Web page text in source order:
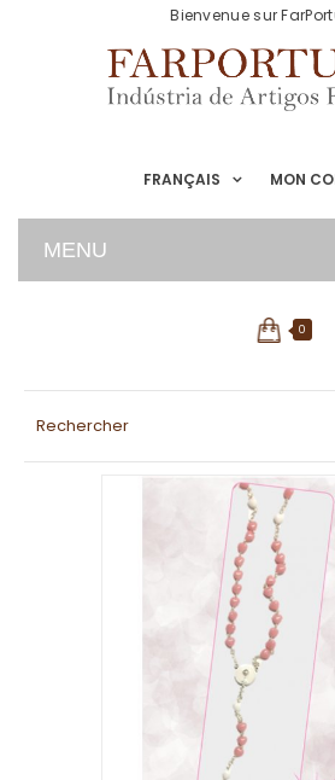
FRANÇAIS
Bienvenue sur
MON
MENU
0